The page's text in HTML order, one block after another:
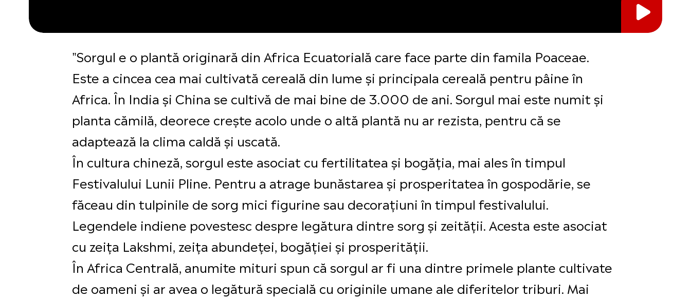
"Sorgul e o plantă originară din Africa Ecuatorială care face parte din famila Poaceae.
Este a cincea cea mai cultivată cereală din lume și principala cereală pentru pâine în
Africa. În India și China se cultivă de mai bine de 3.000 de ani. Sorgul mai este numit și
planta cămilă, deorece crește acolo unde o altă plantă nu ar rezista, pentru că se
adaptează la clima caldă și uscată.
În cultura chineză, sorgul este asociat cu fertilitatea și bogăția, mai ales în timpul
Festivalului Lunii Pline. Pentru a atrage bunăstarea și prosperitatea în gospodărie, se
făceau din tulpinile de sorg mici figurine sau decorațiuni în timpul festivalului.
Legendele indiene povestesc despre legătura dintre sorg și zeității. Acesta este asociat
cu zeița Lakshmi, zeița abundeței, bogăției și prosperității.
În Africa Centrală, anumite mituri spun că sorgul ar fi una dintre primele plante cultivate
de oameni și ar avea o legătură specială cu originile umane ale diferitelor triburi. Mai